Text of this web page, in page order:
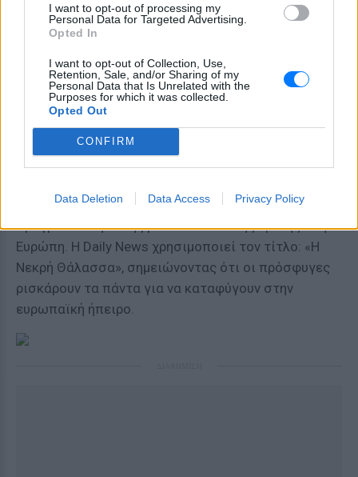
I want to opt-out of processing my
Personal Data for Targeted Advertising.
Opted In
I want to opt-out of Collection, Use,
Retention, Sale, and/or Sharing of my
Personal Data that Is Unrelated with the
Purposes for which it was collected.
Opted Out
CONFIRM
Data Deletion Data Access Privacy Policy
Η Sun «ενημερώνει» τον Ντέιβιντ Κάμερον ότι...
τελείωσε το καλοκαίρι και τον καλεί επιτακτικά να
λάβει αποφάσεις και να ασχοληθεί με τη
μεγαλύτερη κρίση που αντιμετωπίζει η Ευρώπη
μετά τον Β' Παγκόσμιο Πόλεμο. Η Metro δηλώνει στο
πρωτοσέλιδό της ότι η Ευρώπη δεν μπορεί να
σώσει πλέον το μικρό αυτό παιδί. Οι Times
τονίζει το σοκ που προκαλεί η σκληρότερη
πραγματικότητα της μεταναστευτικής κρίσης στην
Ευρώπη. Η Daily News χρησιμοποιεί τον τίτλο: «Η
Νεκρή Θάλασσα», σημειώνοντας ότι οι πρόσφυγες
ρισκάρουν τα πάντα για να καταφύγουν στην
ευρωπαϊκή ήπειρο.